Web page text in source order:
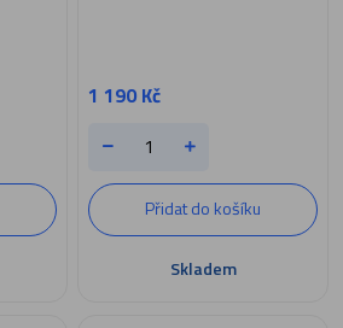
1 190 Kč
Přidat do košíku
Skladem